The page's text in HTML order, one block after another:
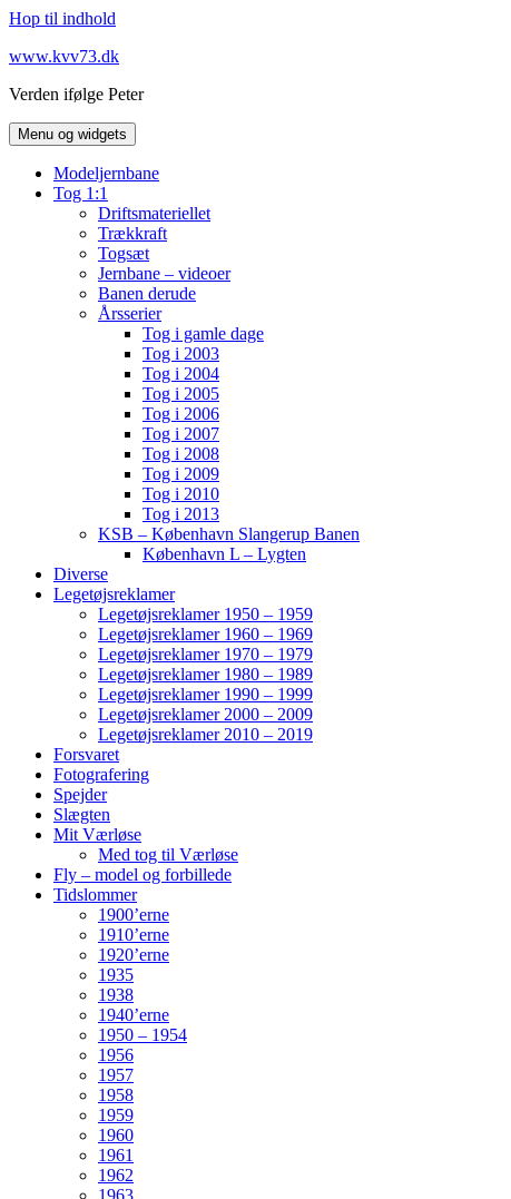
Hop til indhold
www.kvv73.dk
Verden ifølge Peter
Menu og widgets
Modeljernbane
Tog 1:1
Driftsmateriellet
Trækkraft
Togsæt
Jernbane – videoer
Banen derude
Årsserier
Tog i gamle dage
Tog i 2003
Tog i 2004
Tog i 2005
Tog i 2006
Tog i 2007
Tog i 2008
Tog i 2009
Tog i 2010
Tog i 2013
KSB – København Slangerup Banen
København L – Lygten
Diverse
Legetøjsreklamer
Legetøjsreklamer 1950 – 1959
Legetøjsreklamer 1960 – 1969
Legetøjsreklamer 1970 – 1979
Legetøjsreklamer 1980 – 1989
Legetøjsreklamer 1990 – 1999
Legetøjsreklamer 2000 – 2009
Legetøjsreklamer 2010 – 2019
Forsvaret
Fotografering
Spejder
Slægten
Mit Værløse
Med tog til Værløse
Fly – model og forbillede
Tidslommer
1900’erne
1910’erne
1920’erne
1935
1938
1940’erne
1950 – 1954
1956
1957
1958
1959
1960
1961
1962
1963